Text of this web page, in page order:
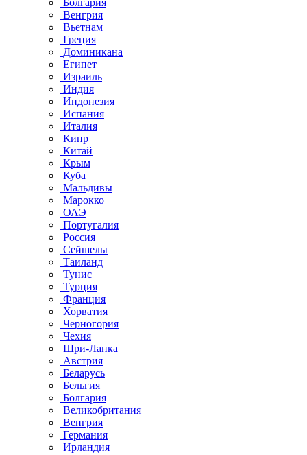
Болгария
Венгрия
Вьетнам
Греция
Доминикана
Египет
Израиль
Индия
Индонезия
Испания
Италия
Кипр
Китай
Крым
Куба
Мальдивы
Марокко
ОАЭ
Португалия
Россия
Сейшелы
Таиланд
Тунис
Турция
Франция
Хорватия
Черногория
Чехия
Шри-Ланка
Австрия
Беларусь
Бельгия
Болгария
Великобритания
Венгрия
Германия
Ирландия